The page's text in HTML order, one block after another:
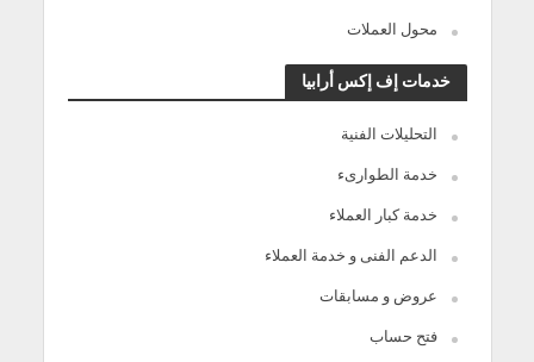
محول العملات
خدمات إف إكس أرابيا
التحليلات الفنية
خدمة الطوارىء
خدمة كبار العملاء
الدعم الفنى و خدمة العملاء
عروض و مسابقات
فتح حساب